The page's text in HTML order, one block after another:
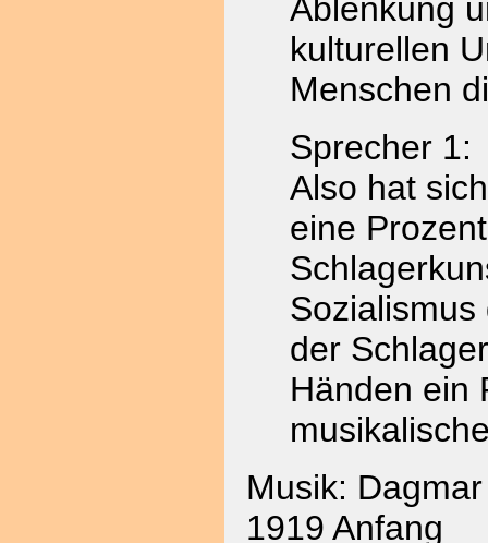
Ablenkung
kulturellen
Menschen
Sprecher 1:
Also hat
eine
der
Händen ein
Musik:
1919 Anfang